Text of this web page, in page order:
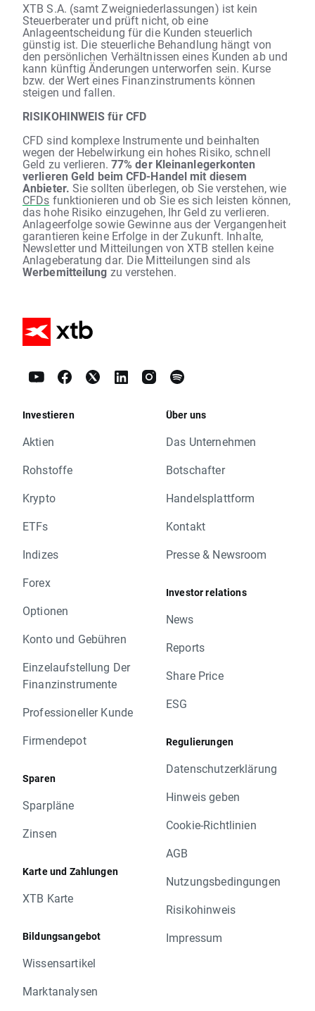
XTB S.A. (samt Zweigniederlassungen) ist kein
Steuerberater und prüft nicht, ob eine
Anlageentscheidung für die Kunden steuerlich
günstig ist. Die steuerliche Behandlung hängt von
den persönlichen Verhältnissen eines Kunden ab und
kann künftig Änderungen unterworfen sein. Kurse
bzw. der Wert eines Finanzinstruments können
steigen und fallen.
RISIKOHINWEIS für CFD
CFD sind komplexe Instrumente und beinhalten
wegen der Hebelwirkung ein hohes Risiko, schnell
Geld zu verlieren. 77% der Kleinanlegerkonten
verlieren Geld beim CFD-Handel mit diesem
Anbieter. Sie sollten überlegen, ob Sie verstehen, wie
CFDs funktionieren und ob Sie es sich leisten können,
das hohe Risiko einzugehen, Ihr Geld zu verlieren.
Anlageerfolge sowie Gewinne aus der Vergangenheit
garantieren keine Erfolge in der Zukunft. Inhalte,
Newsletter und Mitteilungen von XTB stellen keine
Anlageberatung dar. Die Mitteilungen sind als
Werbemitteilung zu verstehen.
Investieren
Aktien
Rohstoffe
Krypto
ETFs
Indizes
Forex
Optionen
Konto und Gebühren
Einzelaufstellung Der
Finanzinstrumente
Professioneller Kunde
Firmendepot
Sparen
Sparpläne
Zinsen
Karte und Zahlungen
XTB Karte
Bildungsangebot
Wissensartikel
Marktanalysen
Über uns
Das Unternehmen
Botschafter
Handelsplattform
Kontakt
Presse & Newsroom
Investor relations
News
Reports
Share Price
ESG
Regulierungen
Datenschutzerklärung
Hinweis geben
Cookie-Richtlinien
AGB
Nutzungsbedingungen
Risikohinweis
Impressum